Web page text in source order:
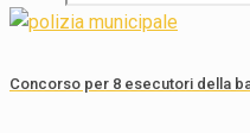
Concorso per 8 esecutori della